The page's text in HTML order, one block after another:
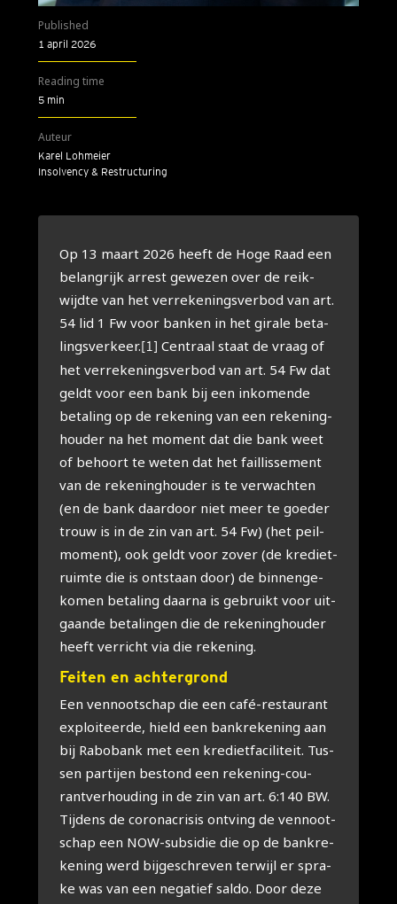
Published
1 april 2026
Reading time
5 min
Auteur
Karel Loh­mei­er
Insolvency & Restructuring
Op 13 maart 2026 heeft de Hoge Raad een
belang­rijk arrest gewe­zen over de reik­
wijd­te van het ver­re­ke­nings­ver­bod van art.
54 lid 1 Fw voor ban­ken in het gira­le beta­
lings­ver­keer.[1] Cen­traal staat de vraag of
het ver­re­ke­nings­ver­bod van art. 54 Fw dat
geldt voor een bank bij een inko­men­de
beta­ling op de reke­ning van een reke­ning­
hou­der na het moment dat die bank weet
of behoort te weten dat het fail­lis­se­ment
van de reke­ning­hou­der is te ver­wach­ten
(en de bank daar­door niet meer te goe­der
trouw is in de zin van art. 54 Fw) (het peil­
mo­ment), ook geldt voor zover (de kre­diet­
ruim­te die is ont­staan door) de bin­nen­ge­
ko­men beta­ling daar­na is gebruikt voor uit­
gaan­de beta­lin­gen die de reke­ning­hou­der
heeft ver­richt via die reke­ning.
Fei­ten en ach­ter­grond
Een ven­noot­schap die een café-res­tau­rant
exploi­teer­de, hield een bank­re­ke­ning aan
bij Rabo­bank met een kre­diet­fa­ci­li­teit. Tus­
sen par­tij­en bestond een reke­ning-cou­
rant­ver­hou­ding in de zin van art. 6:140 BW.
Tij­dens de corona­cri­sis ont­ving de ven­noot­
schap een NOW-sub­si­die die op de bank­re­
ke­ning werd bij­ge­schre­ven ter­wijl er spra­
ke was van een nega­tief sal­do. Door deze